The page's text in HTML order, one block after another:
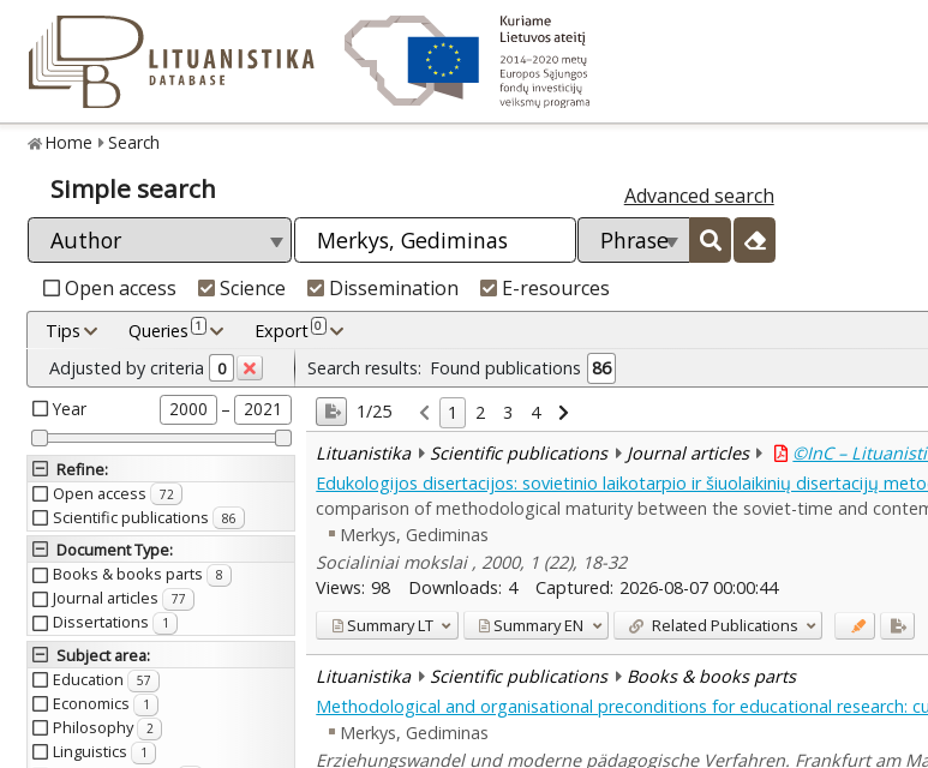
Home Search
Simple search Advanced search
Open access Science Dissemination E-resources
Tips Queries 1 Export 0
Adjusted by criteria 0
Year 2000 – 2021
Refine:
Open access
72
Scientific publications 86
Document Type:
Books & books parts
8
Journal articles 77
Dissertations 1
Subject area:
Education
57
Economics 1
Philosophy 2
Linguistics 1
Search results: Found publications 86
1/25
1 2 3 4
Lituanistika
Scientific publications Journal articles ©InC –
Edukologijos disertacijos: sovietinio laikotarpio ir šiuolaikinių disertacijų
comparison of methodological maturity between the soviet-time and
Merkys, Gediminas
Socialiniai mokslai , 2000, 1 (22), 18-32
Views: 98 Downloads: 4 Captured: 2026-08-07 00:00:44
SummaryLT SummaryEN Related Publications
Lituanistika Scientific publications Books & books parts
Methodological and organisational preconditions for educational research:
Merkys, Gediminas
Erziehungswandel und moderne pädagogische Verfahren. Frankfurt am